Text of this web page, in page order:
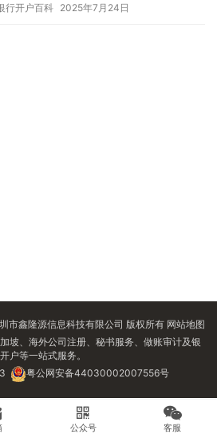
行开户百科 2025年7月24日
市鑫隆源信息科技有限公司 版权所有 网站地图
坡、海外公司注册、秘书服务、做账审计及银
户等一站式服务。
粤公网安备44030002007556号
公众号 客服